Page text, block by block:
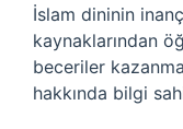
İslam dininin
kaynaklarından
beceriler
hakkında bilgi